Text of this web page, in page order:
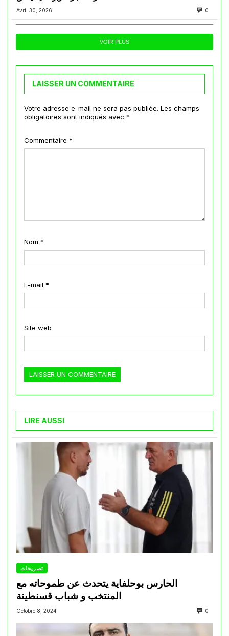
Avril 30, 2026 0
VOIR PLUS
LAISSER UN COMMENTAIRE
Votre adresse e-mail ne sera pas publiée. Les champs
obligatoires sont indiqués avec *
Commentaire *
Nom *
E-mail *
Site web
LIRE AUSSI
تصريحات
الحارس بوحلفاية يتحدث عن طموحاته مع
المنتخب و شباب قسنطينة
Octobre 8, 2024 0